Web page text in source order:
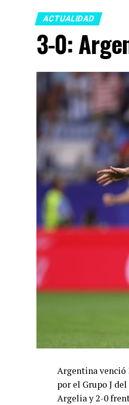
ACTUALIDAD
3-0:
Argentina venció
por el Grupo J
Argelia y 2-0